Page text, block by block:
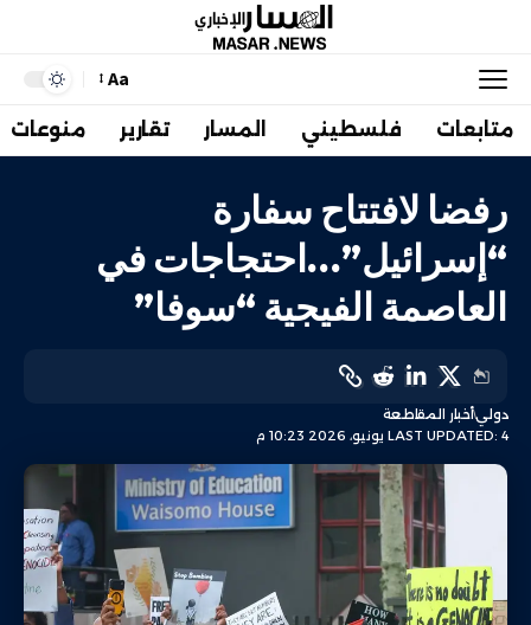
Aa
متابعات فلسطيني المسار تقارير منوعات
رفضا لافتتاح سفارة
“إسرائيل”…احتجاجات في
العاصمة الفيجية “سوفا”
LAST UPDATED: 4 يونيو، 2026 10:23 م
دوليأخبار المقاطعة